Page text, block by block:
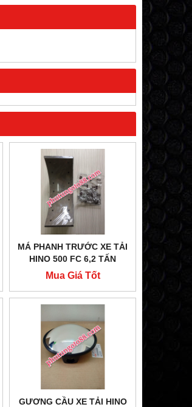
MÁ PHANH TRƯỚC XE TẢI
HINO 500 FC 6,2 TẤN
Mua Giá Tốt
GƯƠNG CẦU XE TẢI HINO